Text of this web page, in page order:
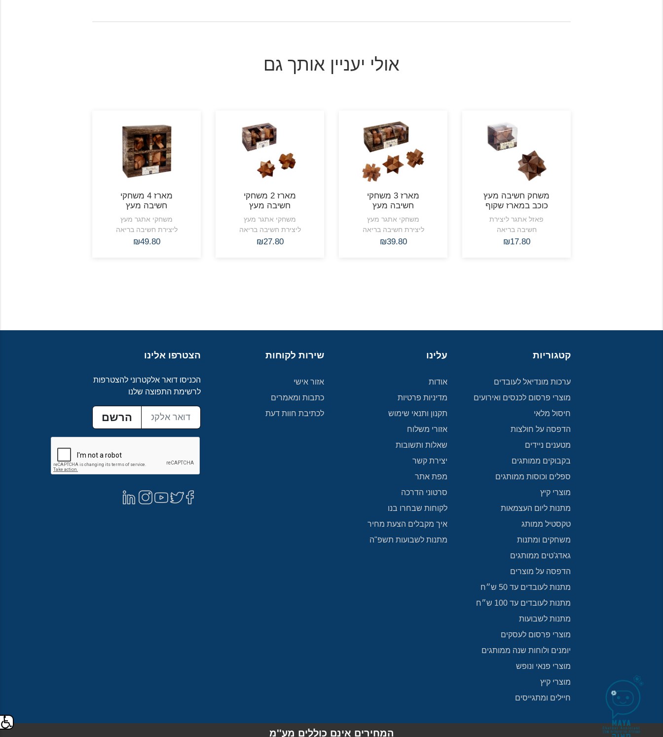
אולי יעניין אותך גם
משחק חשיבה מעץ
כוכב במארז שקוף
פאזל אתגר ליצירת
חשיבה בריאה
₪17.80
מארז 3 משחקי
חשיבה מעץ
משחקי אתגר מעץ
ליצירת חשיבה בריאה
₪39.80
מארז 2 משחקי
חשיבה מעץ
משחקי אתגר מעץ
ליצירת חשיבה בריאה
₪27.80
מארז 4 משחקי
חשיבה מעץ
משחקי אתגר מעץ
ליצירת חשיבה בריאה
₪49.80
קטגוריות
ערכות מונדיאל לעובדים
מוצרי פרסום לכנסים ואירועים
חיסול מלאי
הדפסה על חולצות
מטענים ניידים
בקבוקים ממותגים
ספלים וכוסות ממותגים
מוצרי קיץ
מתנות ליום העצמאות
טקסטיל ממותג
משחקים ומתנות
גאדג'טים ממותגים
הדפסה על מוצרים
מתנות לעובדים עד 50 ש״ח
מתנות לעובדים עד 100 ש״ח
מתנות לשבועות
מוצרי פרסום לעסקים
יומנים ולוחות שנה ממותגים
מוצרי פנאי ונופש
מוצרי קיץ
חיילים ומתגייסים
עלינו
אודות
מדיניות פרטיות
תקנון ותנאי שימוש
אזורי משלוח
שאלות ותשובות
יצירת קשר
מפת אתר
סרטוני הדרכה
לקוחות שבחרו בנו
איך מקבלים הצעת מחיר
מתנות לשבועות תשפ"ה
שירות לקוחות
אזור אישי
כתבות ומאמרים
לכתיבת חוות דעת
הצטרפו אלינו
הכניסו דואר אלקטרוני להצטרפות
לרשימת התפוצה שלנו
הרשם
המחירים אינם כוללים מע''מ